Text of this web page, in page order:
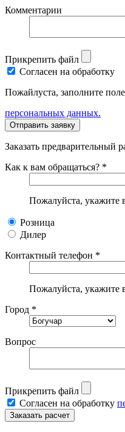
Комментарии
Прикрепить файл
Согласен на обработку
Пожайлуста, заполните поле
персональных данных.
Заказать предварительный
Как к вам обращаться? *
Пожалуйста, укажите
Розница
Дилер
Контактный телефон *
Пожалуйста, укажите
Город *
Вопрос
Прикрепить файл
Согласен на обработку